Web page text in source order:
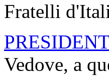
Fratelli
Vedove, a